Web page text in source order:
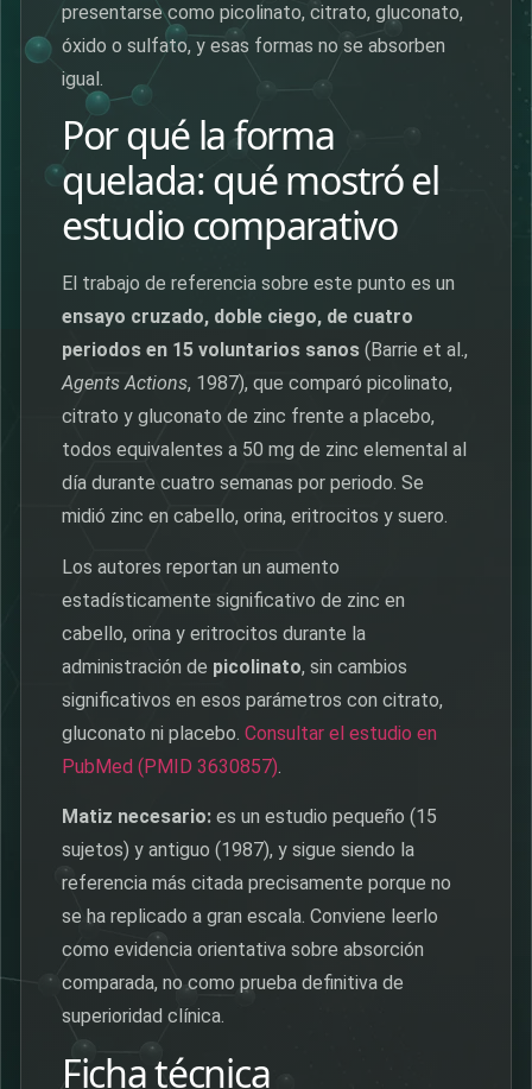
presentarse como picolinato, citrato, gluconato,
óxido o sulfato, y esas formas no se absorben
igual.
Por qué la forma
quelada: qué mostró el
estudio comparativo
El trabajo de referencia sobre este punto es un
ensayo cruzado, doble ciego, de cuatro
periodos en 15 voluntarios sanos (Barrie et al.,
Agents Actions, 1987), que comparó picolinato,
citrato y gluconato de zinc frente a placebo,
todos equivalentes a 50 mg de zinc elemental al
día durante cuatro semanas por periodo. Se
midió zinc en cabello, orina, eritrocitos y suero.
Los autores reportan un aumento
estadísticamente significativo de zinc en
cabello, orina y eritrocitos durante la
administración de picolinato, sin cambios
significativos en esos parámetros con citrato,
gluconato ni placebo. Consultar el estudio en
PubMed (PMID 3630857).
Matiz necesario: es un estudio pequeño (15
sujetos) y antiguo (1987), y sigue siendo la
referencia más citada precisamente porque no
se ha replicado a gran escala. Conviene leerlo
como evidencia orientativa sobre absorción
comparada, no como prueba definitiva de
superioridad clínica.
Ficha técnica